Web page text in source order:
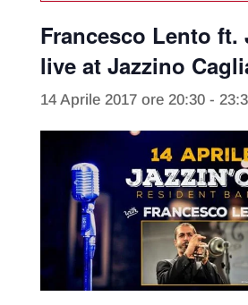
Francesco Lento ft.
live at Jazzino
14 Aprile 2017 ore 20:30-